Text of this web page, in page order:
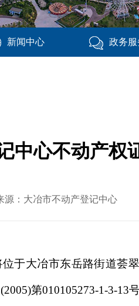
新闻中心 政务服
中心不动产权
：大冶市不动产登记中心
于大冶市东岳路街道荟
第010105273-1-3-